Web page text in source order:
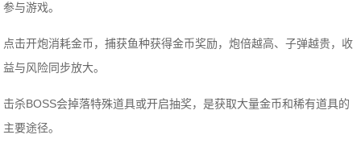
参与游戏。
点击开炮消耗金币，捕获鱼种获得金币奖励，炮倍越高、子弹越贵，收
益与风险同步放大。
击杀BOSS会掉落特殊道具或开启抽奖，是获取大量金币和稀有道具的
主要途径。